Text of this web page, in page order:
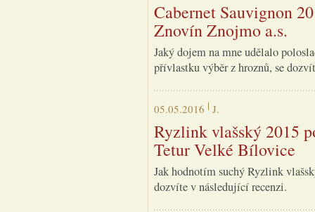
Cabernet Sauvignon
Znovín Znojmo a.s.
Jaký dojem na mne udělalo
přívlastku výběr z hroznů, se
05.05.2016 J.
Ryzlink vlašský 2015
Tetur Velké Bílovice
Jak hodnotím suchý Ryzlink
dozvíte v následující recenzi.